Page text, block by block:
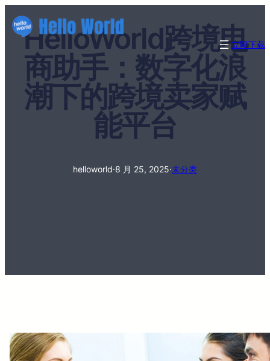
立即下载
HelloWorld跨境电
商助手：数字化浪
潮下的跨境卖家赋
能平台
helloworld·8 月 25, 2025·未分类